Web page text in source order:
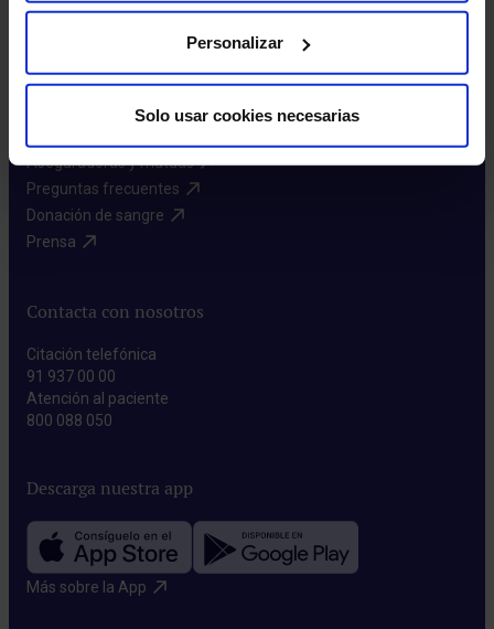
Personalizar
Solo usar cookies necesarias
Enlaces de interés
Aseguradoras y mutuas​
Preguntas frecuentes​
Donación de sangre​
Prensa​
Contacta con nosotros
Citación telefónica
91 937 00 00
Atención al paciente
800 088 050
Descarga nuestra app
Más sobre la App​